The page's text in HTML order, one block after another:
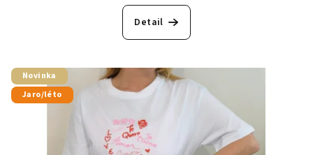
Detail
Novinka
Jaro/léto